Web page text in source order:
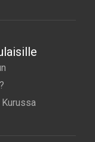
Kurussa